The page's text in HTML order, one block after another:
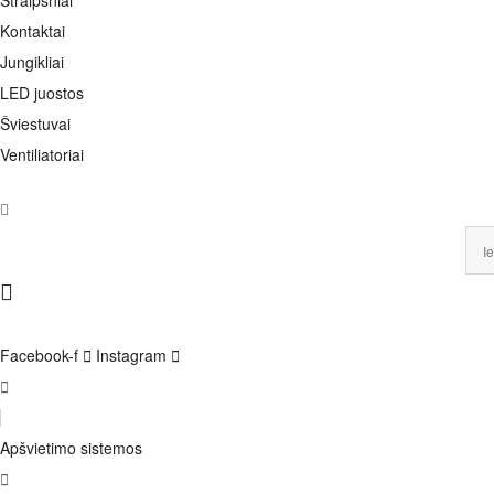
Kontaktai
Jungikliai
LED juostos
Šviestuvai
Ventiliatoriai
Facebook-f Instagram
Apšvietimo sistemos